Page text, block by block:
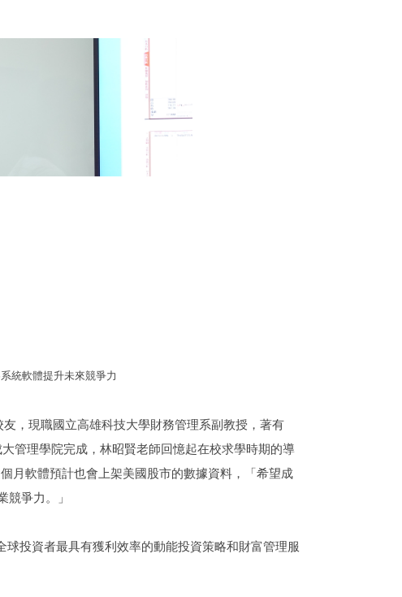
統軟體提升未來競爭力
，現職國立高雄科技大學財務管理系副教授，著有
管理學院完成，林昭賢老師回憶起在校求學時期的導
月軟體預計也會上架美國股市的數據資料，「希望成
爭力。」
投資者最具有獲利效率的動能投資策略和財富管理服